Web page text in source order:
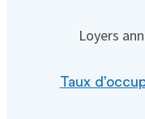
Loyers
Taux